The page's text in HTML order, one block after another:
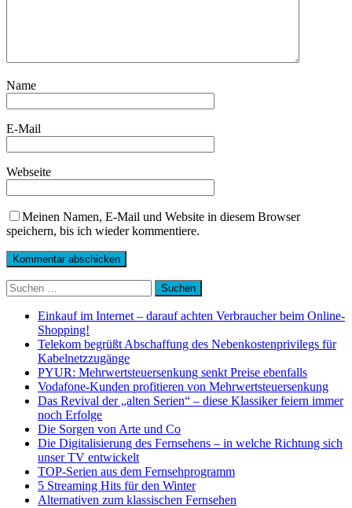
Name
E-Mail
Webseite
Meinen Namen, E-Mail und Website in diesem Browser
speichern, bis ich wieder kommentiere.
Suchen
nach:
Einkauf im Internet – darauf achten Verbraucher beim Online-
Shopping!
Telekom begrüßt Abschaffung des Nebenkostenprivilegs für
Kabelnetzzugänge
PYUR: Mehrwertsteuersenkung senkt Preise ebenfalls
Vodafone-Kunden profitieren von Mehrwertsteuersenkung
Das Revival der „alten Serien“ – diese Klassiker feiern immer
noch Erfolge
Die Sorgen von Arte und Co
Die Digitalisierung des Fernsehens – in welche Richtung sich
unser TV entwickelt
TOP-Serien aus dem Fernsehprogramm
5 Streaming Hits für den Winter
Alternativen zum klassischen Fernsehen